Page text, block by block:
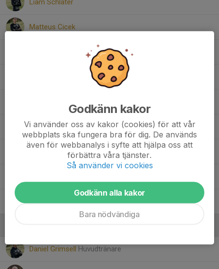
Liam Schlater
Matteus Cicek
Maximus Ihrestam
Paolo Carmona Vedlund
Victor Bäckefelt
Vincent Lundin
Daniel Grimsell Huvudtränare
Godkänn kakor
Vi använder oss av kakor (cookies) för att vår
webbplats ska fungera bra för dig. De används
även för webbanalys i syfte att hjälpa oss att
förbättra våra tjänster.
Så använder vi cookies
Godkänn alla kakor
Bara nödvändiga